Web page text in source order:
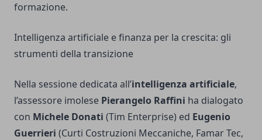
formazione.
Intelligenza artificiale e finanza per la crescita: gli
strumenti della transizione
Nella sessione dedicata all’intelligenza artificiale,
l’assessore imolese Pierangelo Raffini ha dialogato
con Michele Donati (Tim Enterprise) ed Eugenio
Guerrieri (Curti Costruzioni Meccaniche, Famar Tec,